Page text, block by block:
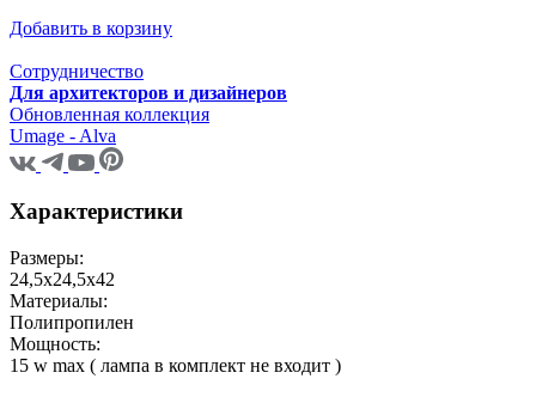
Добавить в корзину
Сотрудничество
Для архитекторов и дизайнеров
Обновленная коллекция
Umage - Alva
Характеристики
Размеры:
24,5x24,5x42
Материалы:
Полипропилен
Мощность:
15 w max ( лампа в комплект не входит )